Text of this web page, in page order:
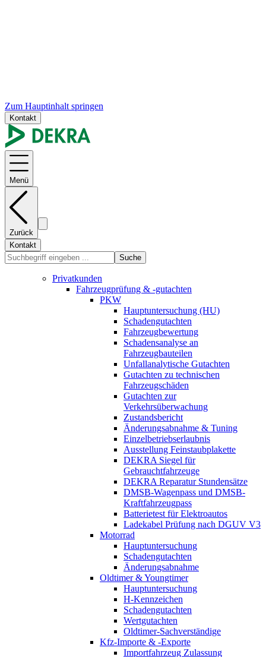
Zum Hauptinhalt springen
Kontakt
Menü
Zurück
Kontakt
Suche
Privatkunden
Fahrzeugprüfung & -gutachten
PKW
Hauptuntersuchung (HU)
Schadengutachten
Fahrzeugbewertung
Schadensanalyse an
Fahrzeugbauteilen
Unfallanalytische Gutachten
Gutachten zu technischen
Fahrzeugschäden
Gutachten zur
Verkehrsüberwachung
Zustandsbericht
Änderungsabnahme & Tuning
Einzelbetriebserlaubnis
Ausstellung Feinstaubplakette
DEKRA Siegel für
Gebrauchtfahrzeuge
DEKRA Reparatur Stundensätze
DMSB-Wagenpass und DMSB-
Kraftfahrzeugpass
Batterietest für Elektroautos
Ladekabel Prüfung nach DGUV V3
Motorrad
Hauptuntersuchung
Schadengutachten
Änderungsabnahme
Oldtimer & Youngtimer
Hauptuntersuchung
H-Kennzeichen
Schadengutachten
Wertgutachten
Oldtimer-Sachverständige
Kfz-Importe & -Exporte
Importfahrzeug Zulassung